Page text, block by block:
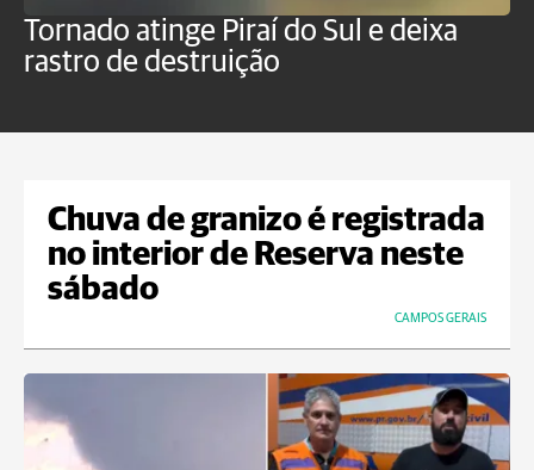
Tornado atinge Piraí do Sul e deixa
rastro de destruição
Chuva de granizo é registrada
no interior de Reserva neste
sábado
CAMPOS GERAIS